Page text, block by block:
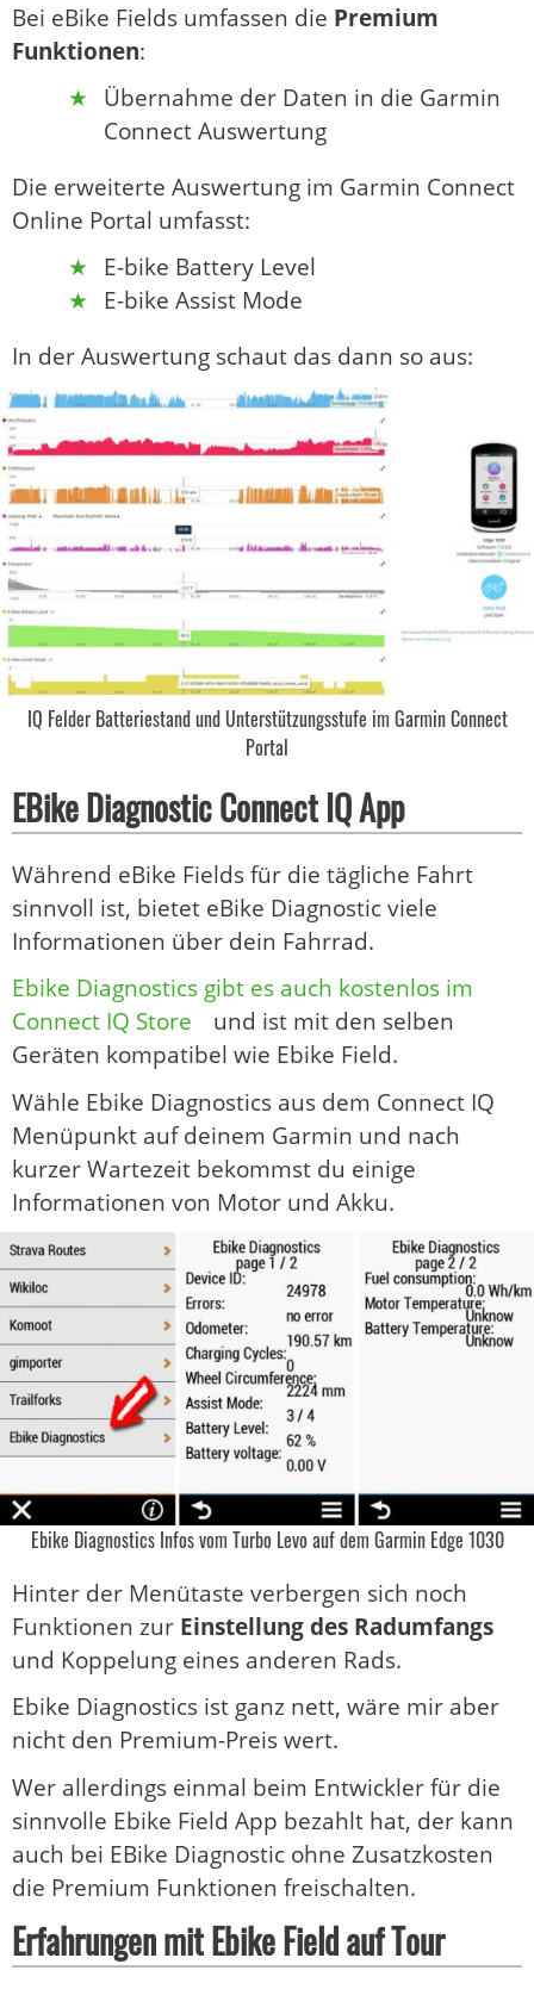
Bei eBike Fields umfassen die Premium
Funktionen:
Übernahme der Daten in die Garmin
Connect Auswertung
Die erweiterte Auswertung im Garmin Connect
Online Portal umfasst:
E-bike Battery Level
E-bike Assist Mode
In der Auswertung schaut das dann so aus:
IQ Felder Batteriestand und Unterstützungsstufe im Garmin Connect
Portal
EBike Diagnostic Connect IQ App
Während eBike Fields für die tägliche Fahrt
sinnvoll ist, bietet eBike Diagnostic viele
Informationen über dein Fahrrad.
Ebike Diagnostics gibt es auch kostenlos im
Connect IQ Store
und ist mit den selben
Geräten kompatibel wie Ebike Field.
Wähle Ebike Diagnostics aus dem Connect IQ
Menüpunkt auf deinem Garmin und nach
kurzer Wartezeit bekommst du einige
Informationen von Motor und Akku.
Ebike Diagnostics Infos vom Turbo Levo auf dem Garmin Edge 1030
Hinter der Menütaste verbergen sich noch
Funktionen zur Einstellung des Radumfangs
und Koppelung eines anderen Rads.
Ebike Diagnostics ist ganz nett, wäre mir aber
nicht den Premium-Preis wert.
Wer allerdings einmal beim Entwickler für die
sinnvolle Ebike Field App bezahlt hat, der kann
auch bei EBike Diagnostic ohne Zusatzkosten
die Premium Funktionen freischalten.
Erfahrungen mit Ebike Field auf Tour